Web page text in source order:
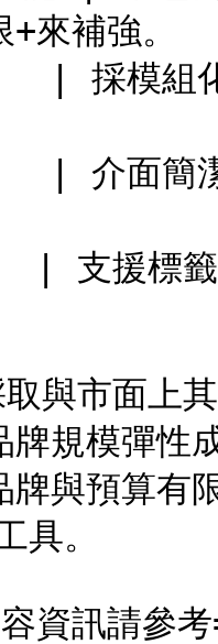
無限+
| 採模組化
間。
| 介面簡潔
支援標籤
與市面上
牌規模彈性
牌與預算有
具。
資訊請參